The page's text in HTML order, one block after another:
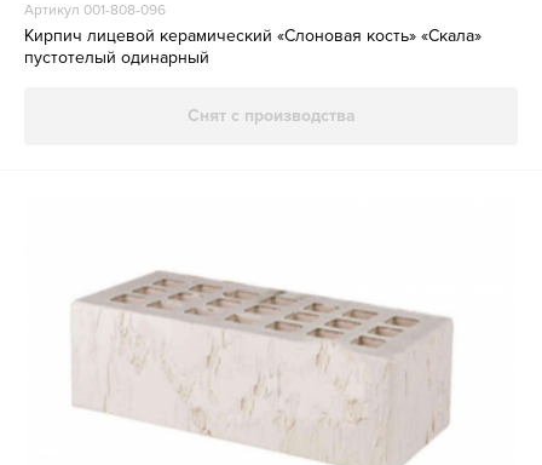
Артикул 001-808-096
Кирпич лицевой керамический «Слоновая кость» «Скала»
пустотелый одинарный
Снят с производства